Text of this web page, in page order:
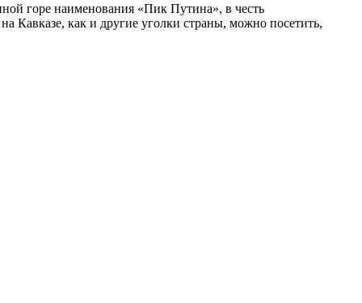
горе наименования «Пик Путина», в честь
Кавказе, как и другие уголки страны, можно посетить,